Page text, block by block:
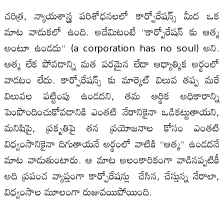
చరిత్ర, న్యాయశాస్త్ర పరిశోధనలలో కార్పోరేషన్స్ మీద ఒక
మాట వాడుకలో ఉంది. అదేమిటంటే “కార్పోరేషన్ కు ఆత్మ
అంటూ ఉండదు” (a corporation has no soul) అని.
ఆత్మ లేక పోవడాన్ని మత పరమైన లేదా ఆధ్యాత్మిక అర్థంలో
వాడటం లేదు. కార్పోరేషన్స్ కు మార్కెట్ విలువ తప్ప మరే
విలువల పట్టింపు ఉండదని, తమ ఆర్థిక అధికారాన్ని
పెంపొందించుకోవడానికి ఎంతటి నేరానికైనా ఒడికట్టుతాయని,
మనిషిపై, ప్రకృతిపై తన ప్రయోజనాల కోసం ఎంతటి
విధ్వంసానికైనా దిగుతాయనే అర్థంలో వాటికి “ఆత్మ” ఉండదనే
మాట వాడుతుంటారు. ఆ మాట అలంకారికంగా వాడినప్పటికీ
అది ప్రపంచ వ్యాప్తంగా కార్పోరేషన్లు చేసిన, చేస్తున్న నేరాలా,
విధ్వంసాల మూలంగా రుజువయిపోయింది.